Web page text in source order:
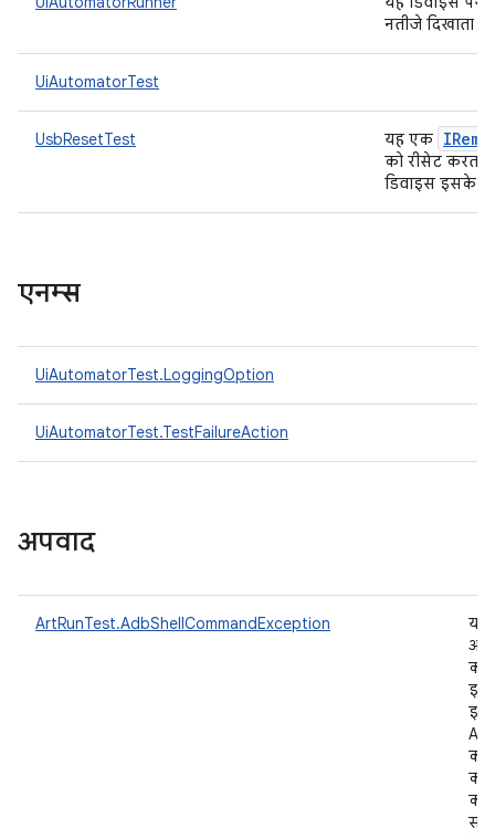
नतीजे दिखाता
UiAutomatorTest
UsbResetTest यह एक
को रीसेट करता
डिवाइस इसके
एनम्स
UiAutomatorTest.LoggingOption
UiAutomatorTest.TestFailureAction
अपवाद
ArtRunTest.AdbShellCommandException
यह
को